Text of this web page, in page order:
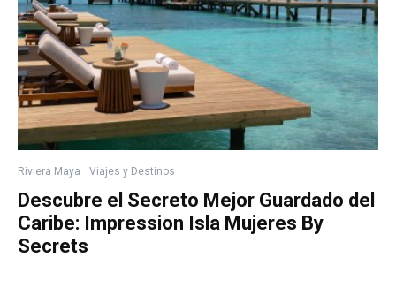
Riviera Maya Viajes y Destinos
Descubre el Secreto Mejor Guardado del
Caribe: Impression Isla Mujeres By
Secrets